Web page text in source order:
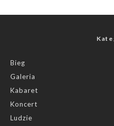
Bieg
Galeria
Kabaret
Koncert
Ludzie